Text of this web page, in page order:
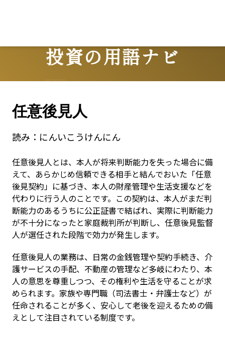
投資の用語ナビ
Terms
任意後見人
読み： にんいこうけんにん
任意後見人とは、本人が将来判断能力を失った場合に備
えて、あらかじめ信頼できる相手と結んでおいた「任意
後見契約」に基づき、本人の財産管理や生活支援などを
代わりに行う人のことです。この契約は、本人がまだ判
断能力のあるうちに公正証書で結ばれ、実際に判断能力
が不十分になったと家庭裁判所が判断し、任意後見監督
人が選任された段階で効力が発生します。
任意後見人の業務は、日常の金銭管理や契約手続き、介
護サービスの手配、不動産の管理など多岐にわたり、本
人の意思を尊重しつつ、その権利や生活を守ることが求
められます。家族や専門職（司法書士・弁護士など）が
任命されることが多く、安心して老後を迎えるための備
えとして注目されている制度です。